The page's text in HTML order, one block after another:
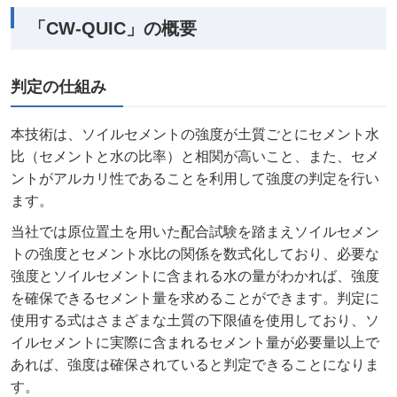
「CW-QUIC」の概要
判定の仕組み
本技術は、ソイルセメントの強度が土質ごとにセメント水
比（セメントと水の比率）と相関が高いこと、また、セメ
ントがアルカリ性であることを利用して強度の判定を行い
ます。
当社では原位置土を用いた配合試験を踏まえソイルセメン
トの強度とセメント水比の関係を数式化しており、必要な
強度とソイルセメントに含まれる水の量がわかれば、強度
を確保できるセメント量を求めることができます。判定に
使用する式はさまざまな土質の下限値を使用しており、ソ
イルセメントに実際に含まれるセメント量が必要量以上で
あれば、強度は確保されていると判定できることになりま
す。